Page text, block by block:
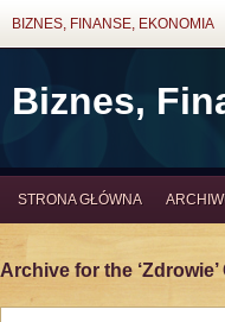
BIZNES, FINANSE, EKONOMIA
Biznes,
STRONA GŁÓWNA
Archive for the